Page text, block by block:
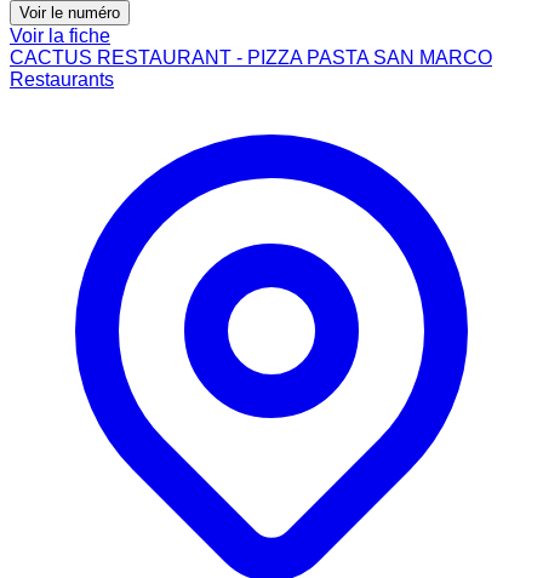
Voir le numéro
Voir la fiche
CACTUS RESTAURANT - PIZZA PASTA SAN MARCO
Restaurants